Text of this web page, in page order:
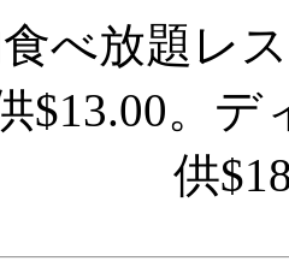
べ放題レ
$13.00。
供